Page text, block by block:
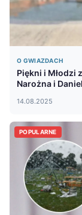
O GWIAZDACH
Piękni i Młodzi
Narożna i
14.08.2025
POPULARNE